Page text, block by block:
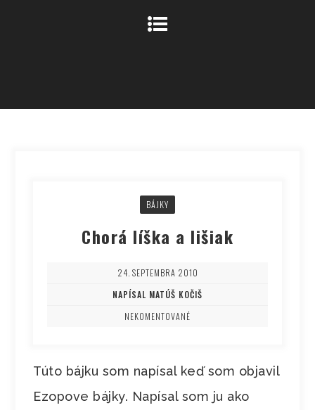
BÁJKY
Chorá líška a lišiak
24. SEPTEMBRA 2010
NAPÍSAL MATÚŠ KOČIŠ
NEKOMENTOVANÉ
Túto bájku som napísal keď som objavil
Ezopove bájky. Napísal som ju ako